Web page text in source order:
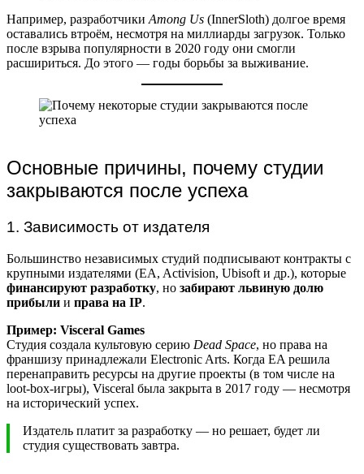
Например, разработчики Among Us (InnerSloth) долгое время
оставались втроём, несмотря на миллиарды загрузок. Только
после взрыва популярности в 2020 году они смогли
расшириться. До этого — годы борьбы за выживание.
Основные причины, почему студии
закрываются после успеха
1. Зависимость от издателя
Большинство независимых студий подписывают контракты с
крупными издателями (EA, Activision, Ubisoft и др.), которые
финансируют разработку, но забирают львиную долю
прибыли и права на IP.
Пример: Visceral Games
Студия создала культовую серию Dead Space, но права на
франшизу принадлежали Electronic Arts. Когда EA решила
перенаправить ресурсы на другие проекты (в том числе на
loot-box-игры), Visceral была закрыта в 2017 году — несмотря
на исторический успех.
Издатель платит за разработку — но решает, будет ли
студия существовать завтра.